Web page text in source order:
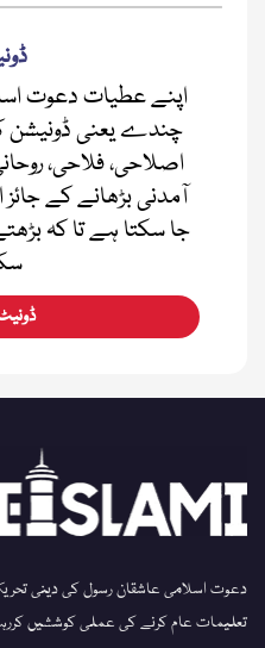
اپنے عطیات دعوت
چندے یعنی ڈونیشن
اصلاحی، فلاحی،
آمدنی بڑھانے کے جائز
جا سکتا ہے تا کہ
دعوت اسلامی عاشقان رسول کی دینی
تعلیمات عام کرنے کی عملی کوششیں